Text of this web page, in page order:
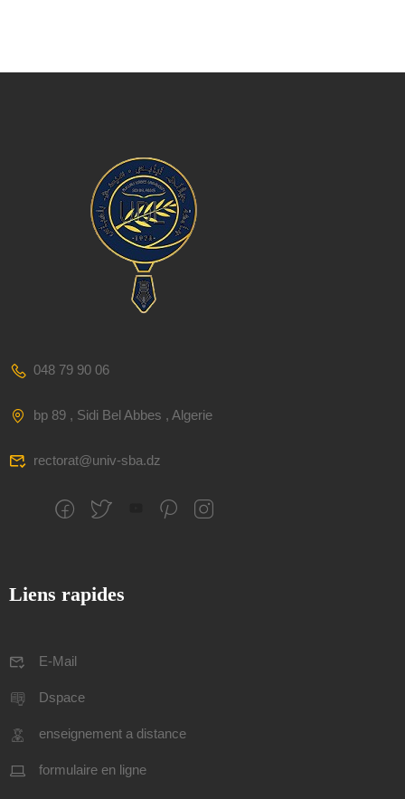
048 79 90 06
bp 89 , Sidi Bel Abbes , Algerie
rectorat@univ-sba.dz
Liens rapides
E-Mail
Dspace
enseignement a distance
formulaire en ligne